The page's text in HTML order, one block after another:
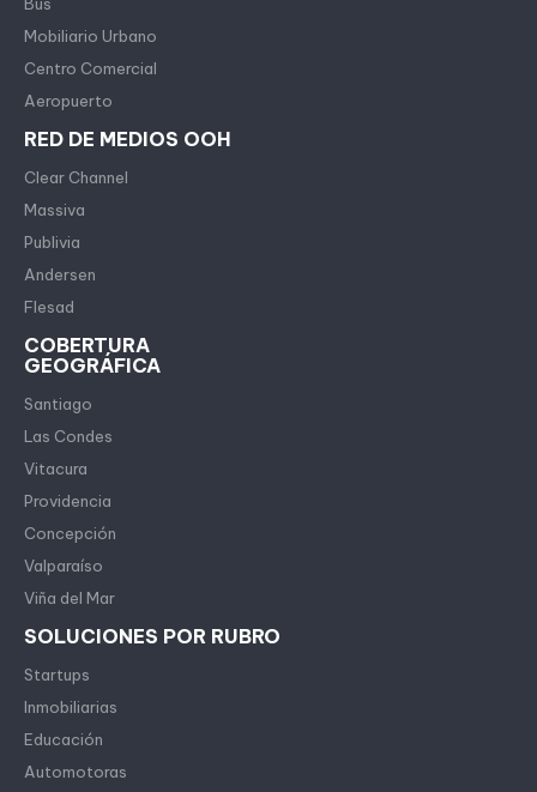
Mobiliario Urbano
Centro Comercial
Aeropuerto
RED DE MEDIOS OOH
Clear Channel
Massiva
Publivia
Andersen
Flesad
COBERTURA
GEOGRÁFICA
Santiago
Las Condes
Vitacura
Providencia
Concepción
Valparaíso
Viña del Mar
SOLUCIONES POR RUBRO
Startups
Inmobiliarias
Educación
Automotoras